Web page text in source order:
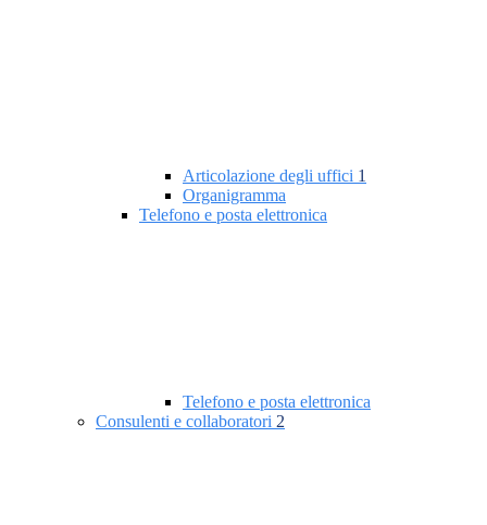
Articolazione degli uffici 1
Organigramma
Telefono e posta elettronica
Telefono e posta elettronica
Consulenti e collaboratori 2